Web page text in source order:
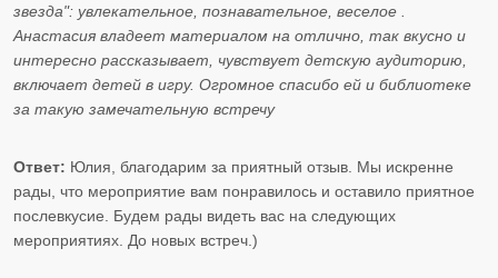
звезда": увлекательное, познавательное, веселое .
Анастасия владеет материалом на отлично, так вкусно и
интересно рассказывает, чувствует детскую аудиторию,
включает детей в игру. Огромное спасибо ей и библиотеке
за такую замечательную встречу
Ответ: Юлия, благодарим за приятный отзыв. Мы искренне
рады, что мероприятие вам понравилось и оставило приятное
послевкусие. Будем рады видеть вас на следующих
мероприятиях. До новых встреч.)